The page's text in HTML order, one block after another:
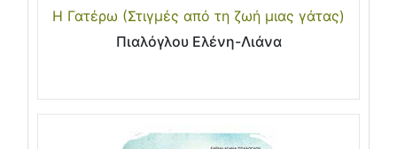
Η Γατέρω (Στιγμές από τη ζωή μιας γάτας)
Πιαλόγλου Ελένη-Λιάνα